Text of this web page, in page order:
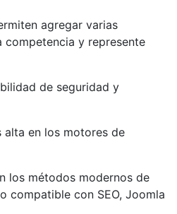
agregar varias
competencia y represente
de seguridad y
alta en los motores de
los métodos modernos de
compatible con SEO, Joomla